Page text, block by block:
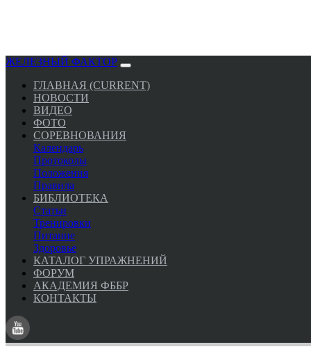
ЖЕЛЕЗНЫЙ ФАКТОР
ГЛАВНАЯ (CURRENT)
НОВОСТИ
ВИДЕО
ФОТО
СОРЕВНОВАНИЯ
Календарь
Протоколы
Положения
Правила
БИБЛИОТЕКА
Статьи
Тренировки
Питание
Здоровье
КАТАЛОГ УПРАЖНЕНИЙ
ФОРУМ
АКАДЕМИЯ ФББР
КОНТАКТЫ